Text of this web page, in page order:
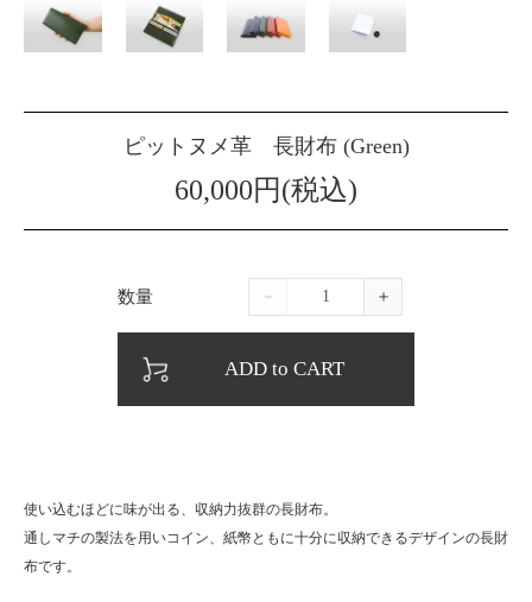
ピットヌメ革 長財布 (Green)
60,000円(税込)
数量 － ＋
ADD to CART
使い込むほどに味が出る、収納力抜群の長財布。
通しマチの製法を用いコイン、紙幣ともに十分に収納できるデザインの長財
布です。